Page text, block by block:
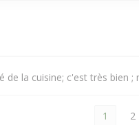
de la cuisine; c'est très bien ;
1 2